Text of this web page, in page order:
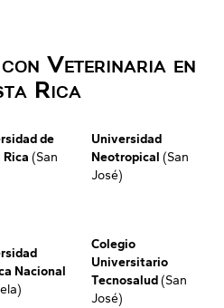
Veterinaria en
Rica
de
Rica (San
Universidad
Neotropical (San
José)
Nacional
Colegio
Universitario
Tecnosalud(San
José)